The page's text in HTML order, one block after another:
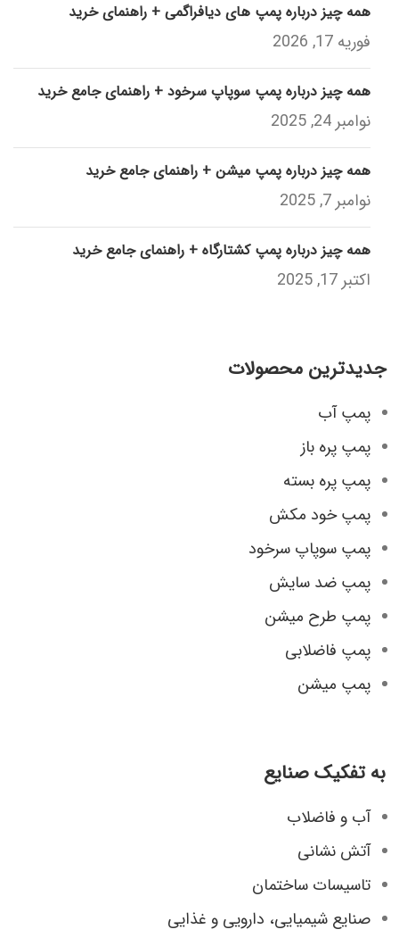
همه چیز درباره پمپ های دیافراگمی + راهنمای خرید
فوریه 17, 2026
همه چیز درباره پمپ سوپاپ سرخود + راهنمای جامع خرید
نوامبر 24, 2025
همه چیز درباره پمپ میشن + راهنمای جامع خرید
نوامبر 7, 2025
همه چیز درباره پمپ کشتارگاه + راهنمای جامع خرید
اکتبر 17, 2025
جدیدترین محصولات
پمپ آب
پمپ پره باز
پمپ پره بسته
پمپ خود مکش
پمپ سوپاپ سرخود
پمپ ضد سایش
پمپ طرح میشن
پمپ فاضلابی
پمپ میشن
به تفکیک صنایع
آب و فاضلاب
آتش نشانی
تاسیسات ساختمان
صنایع شیمیایی، دارویی و غذایی